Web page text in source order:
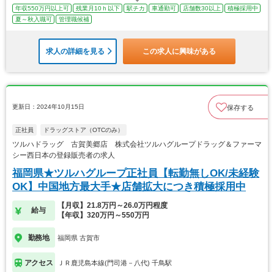
年収550万円以上可 残業月10ｈ以下 駅チカ 車通勤可 店舗数30以上
積極採用中
夏～秋入職可
管理職候補
求人の詳細を見る この求人に興味がある
更新日：2024年10月15日 保存する
正社員 ドラッグストア（OTCのみ）
ツルハドラッグ 古賀美郷店 株式会社ツルハグループドラッグ＆ファーマ
シー西日本の登録販売者の求人
福岡県★ツルハグループ正社員【転勤無しOK/未経験
OK】中国地方最大手★店舗拡大につき積極採用中
給与
【月収】21.8万円～26.0万円程度
【年収】320万円～550万円
勤務地 福岡県 古賀市
アクセス ＪＲ鹿児島本線(門司港－八代) 千鳥駅